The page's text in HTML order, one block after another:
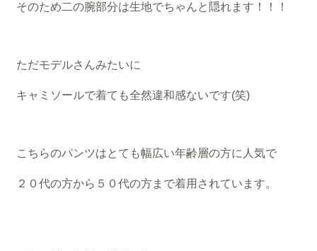
そのため二の腕部分は生地でちゃんと隠れます！！！
ただモデルさんみたいに
キャミソールで着ても全然違和感ないです(笑)
こちらのパンツはとても幅広い年齢層の方に人気で
２０代の方から５０代の方まで着用されています。